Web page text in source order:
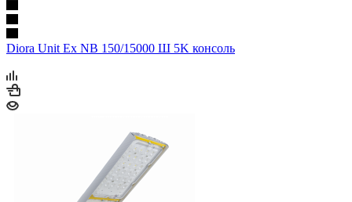
Diora Unit Ex NB 150/15000 Ш 5K консоль